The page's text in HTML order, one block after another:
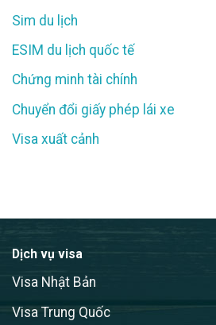
Sim du lịch
ESIM du lịch quốc tế
Chứng minh tài chính
Chuyển đổi giấy phép lái xe
Visa xuất cảnh
Dịch vụ visa
Visa Nhật Bản
Visa Trung Quốc